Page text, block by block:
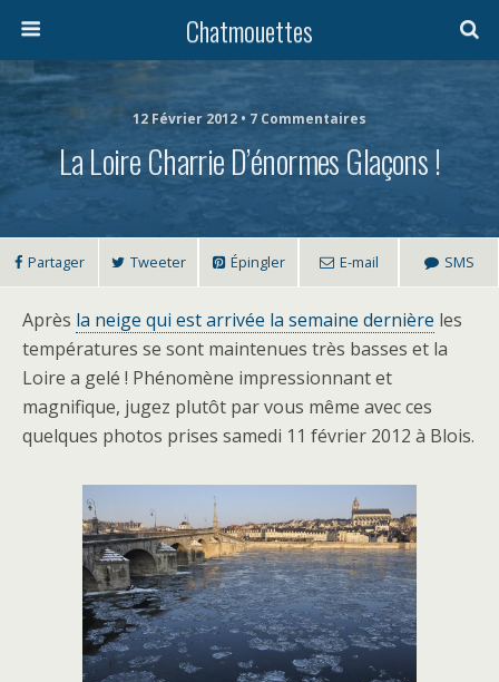
Chatmouettes
12 Février 2012 • 7 Commentaires
La Loire Charrie D’énormes Glaçons !
Partager Tweeter Épingler E-mail SMS
Après la neige qui est arrivée la semaine dernière les
températures se sont maintenues très basses et la
Loire a gelé ! Phénomène impressionnant et
magnifique, jugez plutôt par vous même avec ces
quelques photos prises samedi 11 février 2012 à Blois.